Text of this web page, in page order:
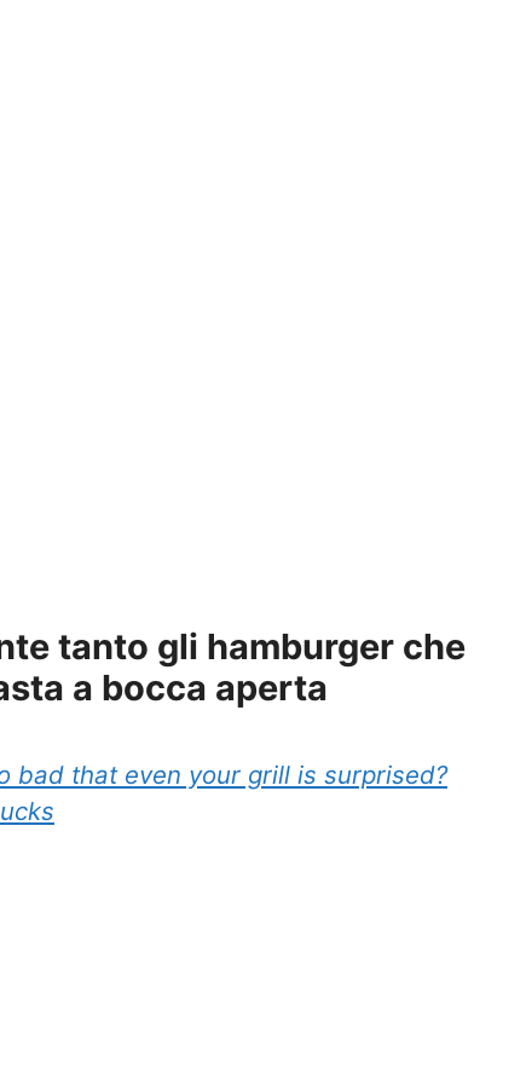
tanto gli hamburger che
a bocca aperta
bad that even your grill is surprised?